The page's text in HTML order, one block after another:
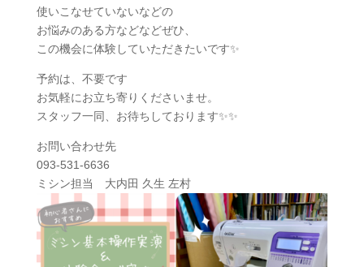
使いこなせていないなどの
お悩みのある方などなどぜひ、
この機会に体験していただきたいです✨
予約は、不要です
お気軽にお立ち寄りくださいませ。
スタッフ一同、お待ちしております✨✨
お問い合わせ先
093-531-6636
ミシン担当 大内田 久生 左村